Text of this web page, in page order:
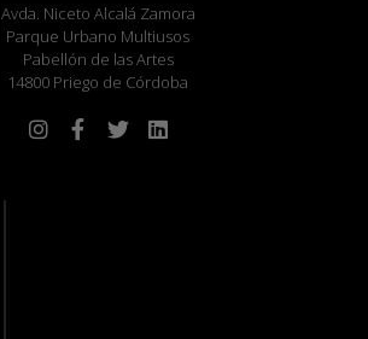
Avda. Niceto Alcalá Zamora
Parque Urbano Multiusos
Pabellón de las Artes
14800 Priego de Córdoba